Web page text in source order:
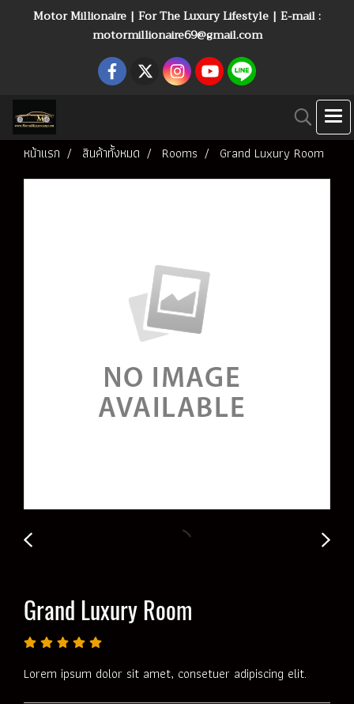
Motor Millionaire | For The Luxury Lifestyle | E-mail :
motormillionaire69@gmail.com
หน้าแรก สินค้าทั้งหมด Rooms Grand Luxury Room
Grand Luxury Room
Lorem ipsum dolor sit amet, consetuer adipiscing elit.